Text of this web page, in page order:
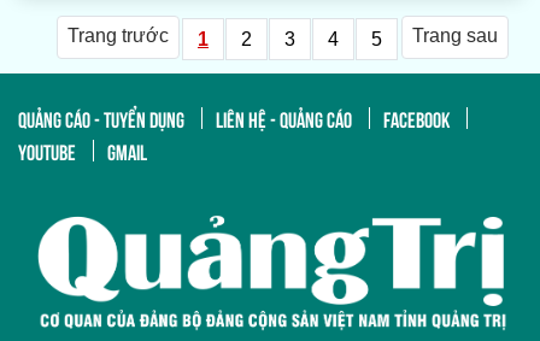
Trang trước 1 2 3 4 5 Trang sau
QUẢNG CÁO - TUYỂN DỤNG LIÊN HỆ - QUẢNG CÁO
FACEBOOK
YOUTUBE
GMAIL